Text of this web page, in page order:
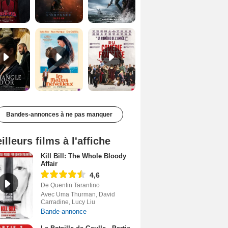
Les Matins merveilleux Bande-annonce VF De la Comédie-Française Teaser VF
Bandes-annonces à ne pas manquer
films à l'affiche
Kill Bill: The Whole Bloody
Affair
4,6
De Quentin Tarantino
Avec Uma Thurman, David
Carradine, Lucy Liu
Bande-annonce